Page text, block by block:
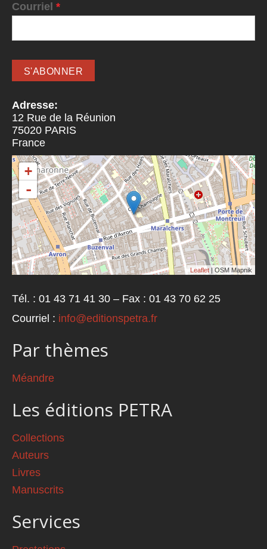
Courriel *
Adresse:
12 Rue de la Réunion
75020 PARIS
France
+
-
Leaflet | OSM Mapnik
Tél. : 01 43 71 41 30 – Fax : 01 43 70 62 25
Courriel : info@editionspetra.fr
Par thèmes
Méandre
Les éditions PETRA
Collections
Auteurs
Livres
Manuscrits
Services